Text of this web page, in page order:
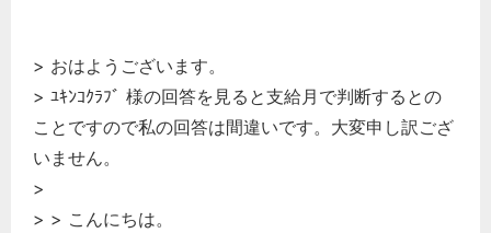
> おはようございます。
> ﾕｷﾝｺｸﾗﾌﾞ 様の回答を見ると支給月で判断するとの
ことですので私の回答は間違いです。大変申し訳ござ
いません。
>
> > こんにちは。